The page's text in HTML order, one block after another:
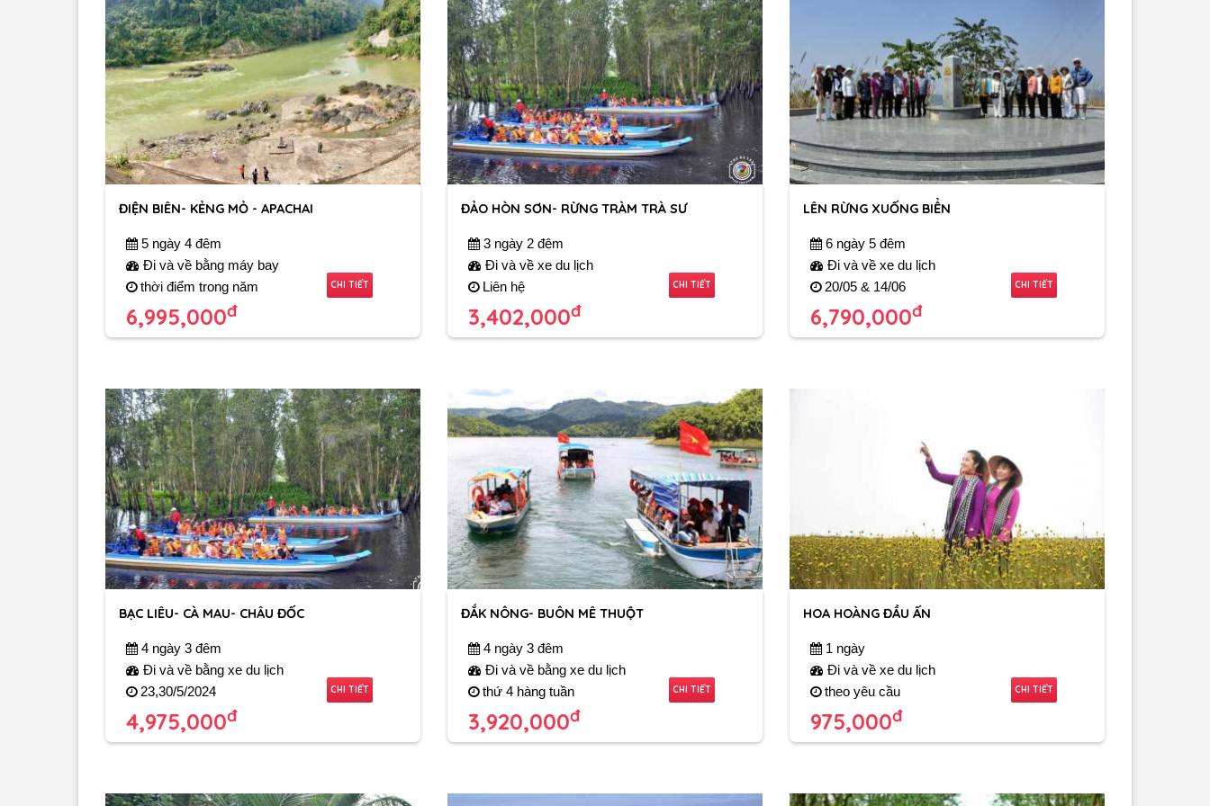
ĐIỆN BIÊN- KẺNG MỎ - APACHAI
5 ngày 4 đêm
Đi và về bằng máy bay
thời điểm trong năm
6,995,000đ
CHI TIẾT
ĐẢO HÒN SƠN- RỪNG TRÀM TRÀ SƯ
3 ngày 2 đêm
Đi và về xe du lịch
Liên hệ
3,402,000đ
CHI TIẾT
LÊN RỪNG XUỐNG BIỂN
6 ngày 5 đêm
Đi và về xe du lịch
20/05 & 14/06
6,790,000đ
CHI TIẾT
BẠC LIÊU- CÀ MAU- CHÂU ĐỐC
4 ngày 3 đêm
Đi và về bằng xe du lịch
23,30/5/2024
4,975,000đ
CHI TIẾT
ĐẮK NÔNG- BUÔN MÊ THUỘT
4 ngày 3 đêm
Đi và về bằng xe du lịch
thứ 4 hàng tuần
3,920,000đ
CHI TIẾT
HOA HOÀNG ĐẦU ẤN
1 ngày
Đi và về xe du lịch
theo yêu cầu
975,000đ
CHI TIẾT